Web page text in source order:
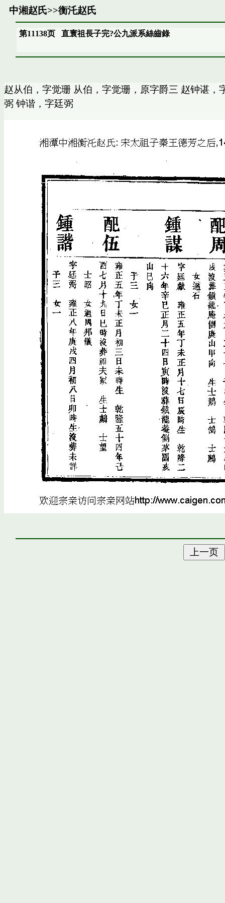
中湘赵氏>>衡汑赵氏
第11138页直寰祖長子完?公九派系絲齒錄
赵从伯，字觉珊 从伯，字觉珊，原字爵三 赵钟谌
弼 钟谐，字廷弼